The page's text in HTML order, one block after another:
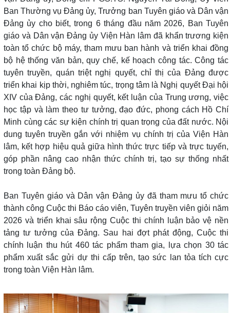
Ban Thường vụ Đảng ủy, Trưởng ban Tuyên giáo và Dân vận
Đảng ủy cho biết, trong 6 tháng đầu năm 2026, Ban Tuyên
giáo và Dân vận Đảng ủy Viện Hàn lâm đã khẩn trương kiện
toàn tổ chức bộ máy, tham mưu ban hành và triển khai đồng
bộ hệ thống văn bản, quy chế, kế hoạch công tác. Công tác
tuyên truyền, quán triệt nghị quyết, chỉ thị của Đảng được
triển khai kịp thời, nghiêm túc, trọng tâm là Nghị quyết Đại hội
XIV của Đảng, các nghị quyết, kết luận của Trung ương, việc
học tập và làm theo tư tưởng, đạo đức, phong cách Hồ Chí
Minh cùng các sự kiện chính trị quan trọng của đất nước. Nội
dung tuyên truyền gắn với nhiệm vụ chính trị của Viện Hàn
lâm, kết hợp hiệu quả giữa hình thức trực tiếp và trực tuyến,
góp phần nâng cao nhận thức chính trị, tạo sự thống nhất
trong toàn Đảng bộ.
Ban Tuyên giáo và Dân vận Đảng ủy đã tham mưu tổ chức
thành công Cuộc thi Báo cáo viên, Tuyên truyền viên giỏi năm
2026 và triển khai sâu rộng Cuộc thi chính luận bảo vệ nền
tảng tư tưởng của Đảng. Sau hai đợt phát động, Cuộc thi
chính luận thu hút 460 tác phẩm tham gia, lựa chọn 30 tác
phẩm xuất sắc gửi dự thi cấp trên, tạo sức lan tỏa tích cực
trong toàn Viện Hàn lâm.